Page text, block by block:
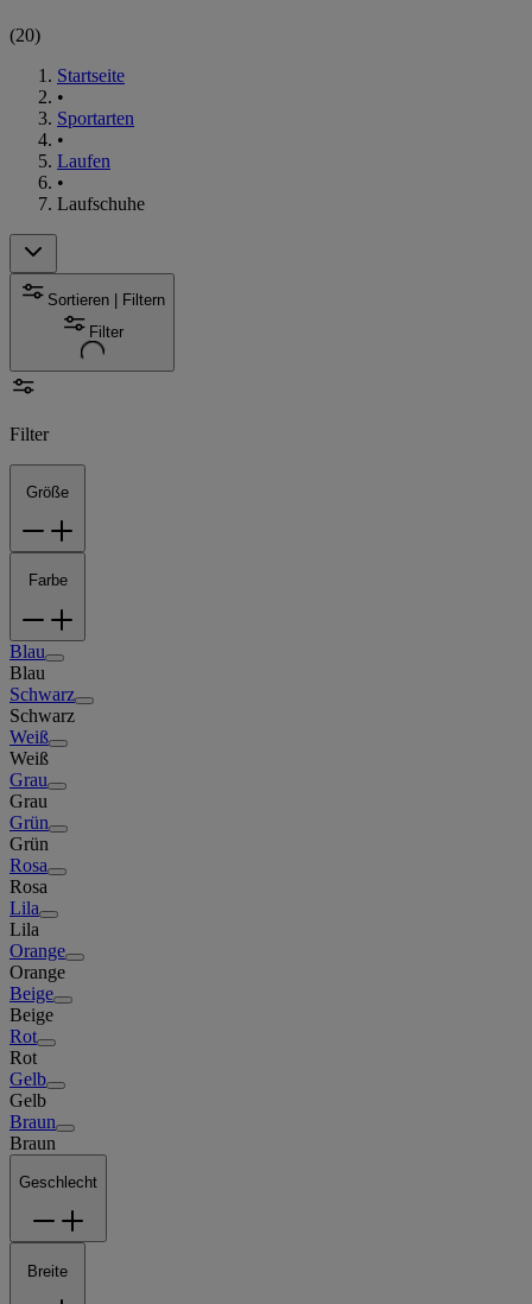
(20)
Startseite
•
Sportarten
•
Laufen
•
Laufschuhe
Sortieren | Filtern
Filter
Filter
Größe
Farbe
Blau
Blau
Schwarz
Schwarz
Weiß
Weiß
Grau
Grau
Grün
Grün
Rosa
Rosa
Lila
Lila
Orange
Orange
Beige
Beige
Rot
Rot
Gelb
Gelb
Braun
Braun
Geschlecht
Breite